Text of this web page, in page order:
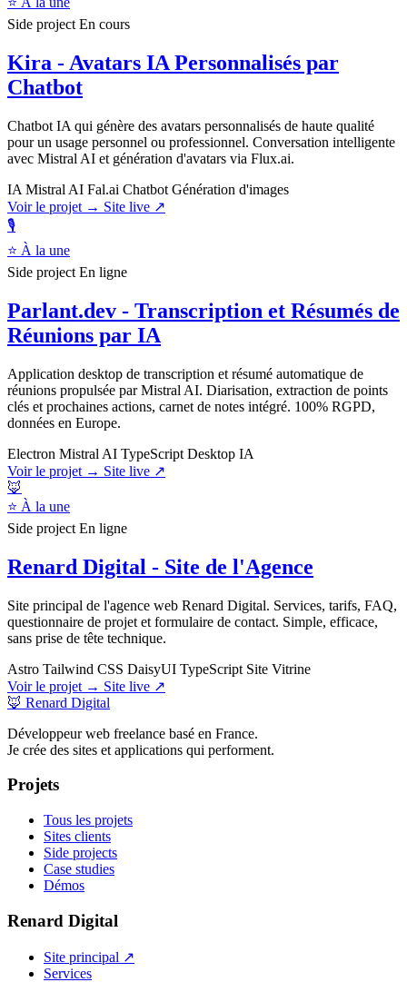
Side project En cours
Kira - Avatars IA Personnalisés par
Chatbot
Chatbot IA qui génère des avatars personnalisés de haute qualité
pour un usage personnel ou professionnel. Conversation intelligente
avec Mistral AI et génération d'avatars via Flux.ai.
IA Mistral AI Fal.ai Chatbot Génération d'images
Voir le projet → Site live ↗
🎙️
⭐ À la une
Side project En ligne
Parlant.dev - Transcription et Résumés de
Réunions par IA
Application desktop de transcription et résumé automatique de
réunions propulsée par Mistral AI. Diarisation, extraction de points
clés et prochaines actions, carnet de notes intégré. 100% RGPD,
données en Europe.
Electron Mistral AI TypeScript Desktop IA
Voir le projet → Site live ↗
🦊
⭐ À la une
Side project En ligne
Renard Digital - Site de l'Agence
Site principal de l'agence web Renard Digital. Services, tarifs, FAQ,
questionnaire de projet et formulaire de contact. Simple, efficace,
sans prise de tête technique.
Astro Tailwind CSS DaisyUI TypeScript Site Vitrine
Voir le projet → Site live ↗
🦊 Renard Digital
Développeur web freelance basé en France.
Je crée des sites et applications qui performent.
Projets
Tous les projets
Sites clients
Side projects
Case studies
Démos
Renard Digital
Site principal ↗
Services